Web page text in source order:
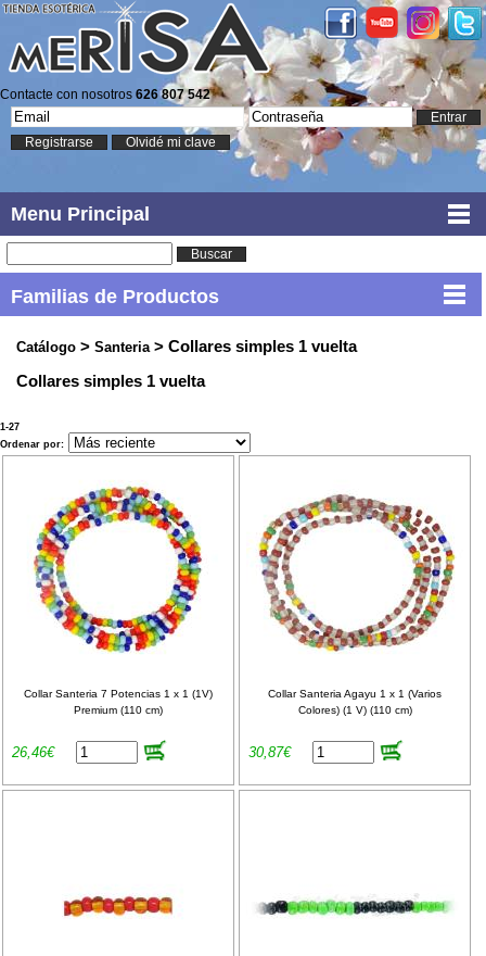
Contacte con nosotros 626 807 542
Entrar
Registrarse
Olvidé mi clave
Menu Principal
Buscar
Familias de Productos
Catálogo > Santeria > Collares simples 1 vuelta
Collares simples 1 vuelta
1-27
Ordenar por:
Collar Santeria 7 Potencias 1 x 1 (1V)
Premium (110 cm)
26,46€
Collar Santeria Agayu 1 x 1 (Varios
Colores) (1 V) (110 cm)
30,87€